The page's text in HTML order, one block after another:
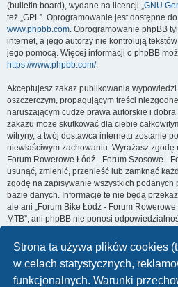
Strona ta używa plików cookies
w celach statystycznych,
funkcjonalnych. Warunki
(bulletin board), wydane na licencji „GNU
też „GPL”. Oprogramowanie jest dostępne
www.phpbb.com. Oprogramowanie phpBB
internet, a jego autorzy nie kontrolują
jego pomocą. Więcej informacji o phpBB
https://www.phpbb.com/.
Akceptujesz zakaz publikowania
oszczerczym, propagującym treści
naruszającym cudze prawa autorskie i
zakazu może skutkować dla ciebie
witryny, a twój dostawca internetu zostanie
niewłaściwym zachowaniu. Wyrażasz zgodę
Forum Rowerowe Łódź - Forum Szosowe -
usunąć, zmienić, przenieść lub zamknąć
zgodę na zapisywanie wszystkich podanych
bazie danych. Informacje te nie będą
ale ani „Forum Bike Łódź - Forum
MTB”, ani phpBB nie ponosi